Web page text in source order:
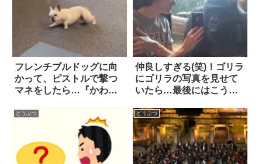
フレンチブルドッグに向
かって、ピストルで撃つ
マネをしたら…『かわい
仲良しすぎる(笑)！ゴリラ
にゴリラの写真を見せて
いたら…最後にはこうな
どうぶつ どうぶつ